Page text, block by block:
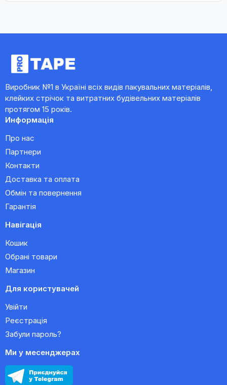
Виробник №1 в Україні всіх видів пакувальних матеріалів,
клейких стрічок та витратних будівельних матеріалів
протягом 15 років.
Информація
Про нас
Партнери
Контакти
Доставка та оплата
Обмін та повернення
Гарантія
Навігація
Кошик
Обрані товари
Магазин
Для користувачей
Увійти
Реєстрація
Забули пароль?
Ми у месенджерах